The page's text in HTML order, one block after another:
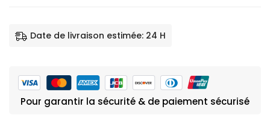
Date de livraison estimée: 24 H
Pour garantir la sécurité & de paiement sécurisé